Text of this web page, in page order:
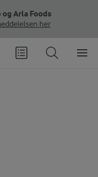
og Arla Foods
her